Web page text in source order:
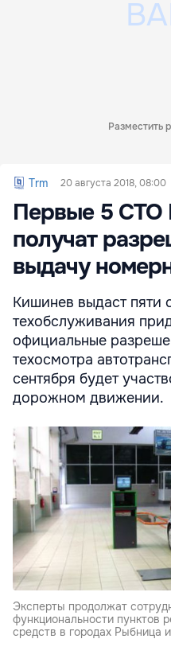
Разместить
Trm 20 августа 2018, 08:00
Первые 5 СТО
получат
выдачу
Кишинев выдаст пяти
техобслуживания
официальные
техосмотра
сентября будет
дорожном движении.
Эксперты продолжат
функциональности пунктов
средств в городах Рыбница